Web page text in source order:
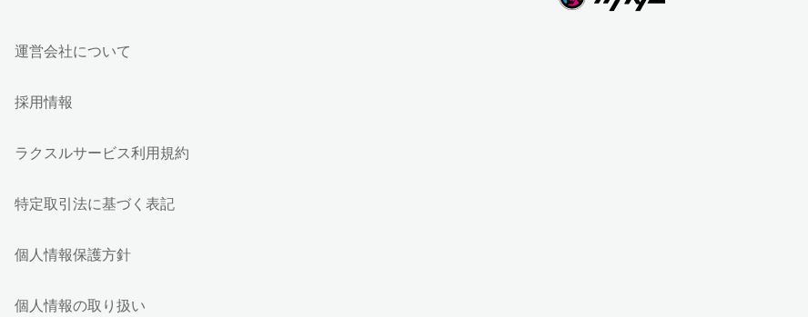
運営会社について
採用情報
ラクスルサービス利用規約
特定取引法に基づく表記
個人情報保護方針
個人情報の取り扱い